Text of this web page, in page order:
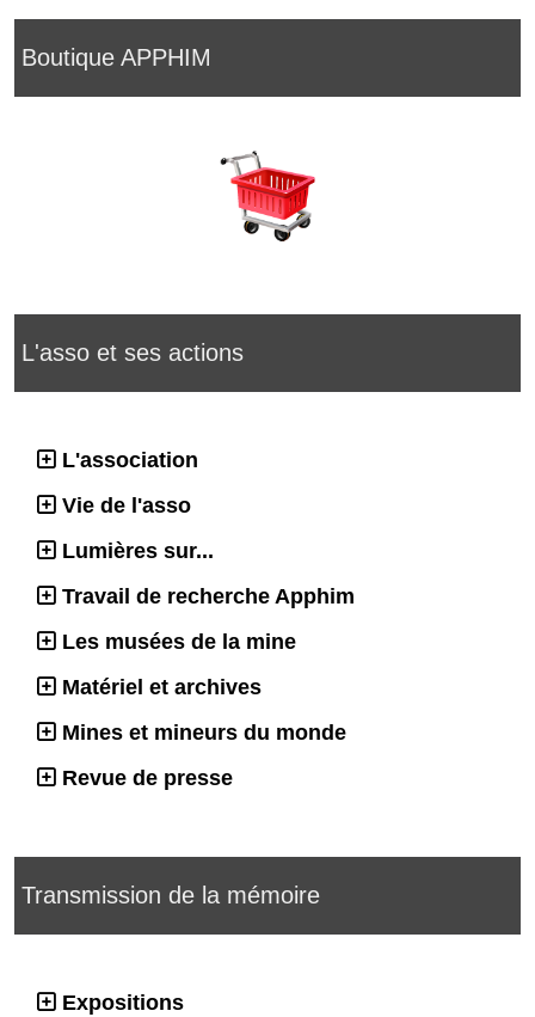
Boutique APPHIM
L'asso et ses actions
L'association
Vie de l'asso
Lumières sur...
Travail de recherche Apphim
Les musées de la mine
Matériel et archives
Mines et mineurs du monde
Revue de presse
Transmission de la mémoire
Expositions